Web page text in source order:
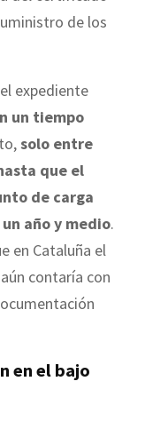
de los
expediente
un tiempo
solo entre
que el
de carga
año y medio.
en Cataluña el
contaría con
en el bajo